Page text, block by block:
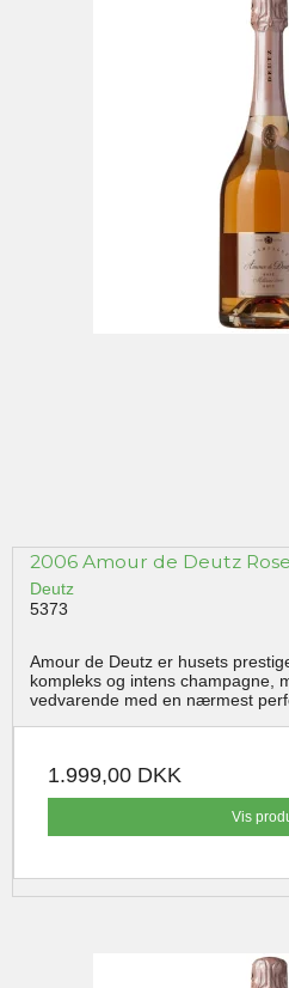
2006 Amour de Deutz Rose
Deutz
5373
Amour de Deutz er husets
kompleks og intens champagne,
vedvarende med en nærmest
1.999,00 DKK
Vis